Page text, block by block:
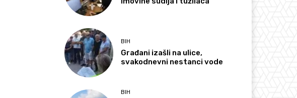
BIH
Građani izašli na ulice,
svakodnevni nestanci vode
BIH